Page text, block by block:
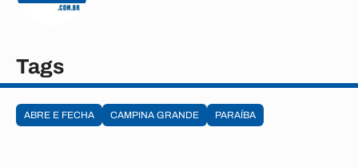
Tags
ABRE E FECHA CAMPINA GRANDE PARAÍBA